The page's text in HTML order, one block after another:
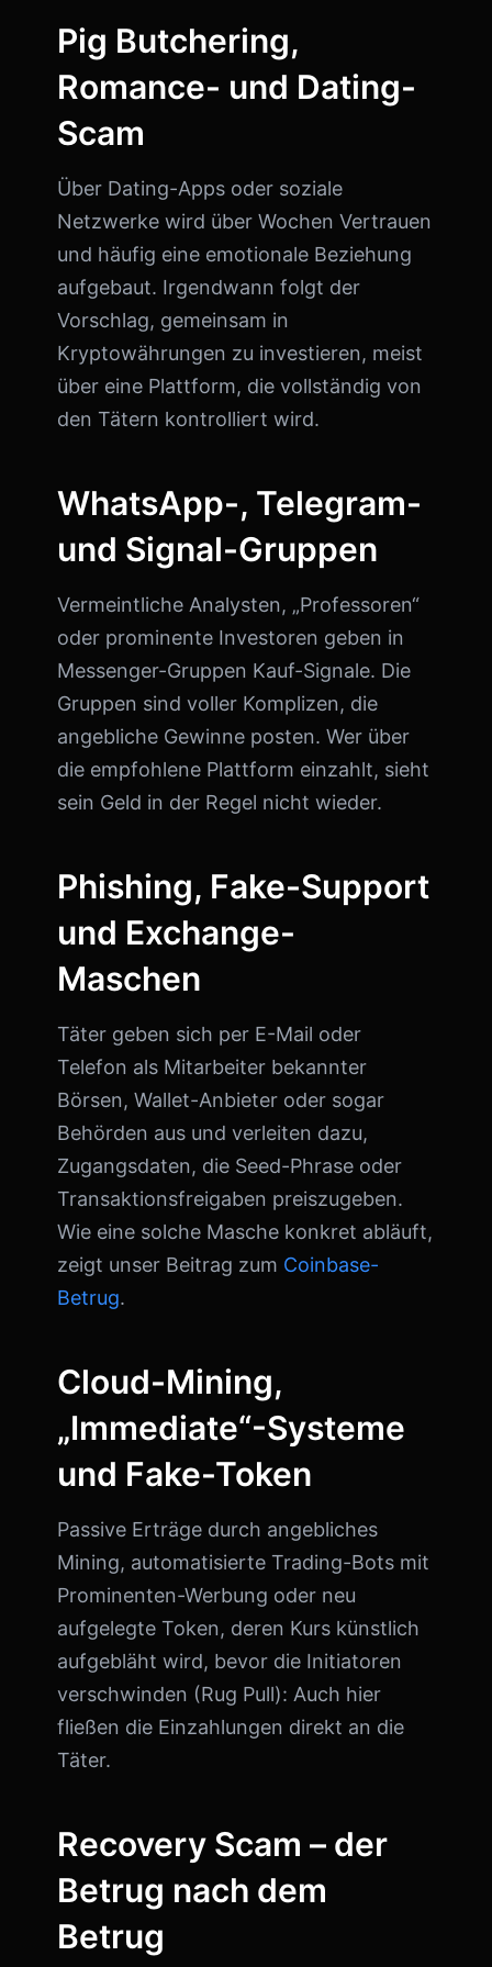
Pig Butchering,
Romance- und Dating-
Scam
Über Dating-Apps oder soziale
Netzwerke wird über Wochen Vertrauen
und häufig eine emotionale Beziehung
aufgebaut. Irgendwann folgt der
Vorschlag, gemeinsam in
Kryptowährungen zu investieren, meist
über eine Plattform, die vollständig von
den Tätern kontrolliert wird.
WhatsApp-, Telegram-
und Signal-Gruppen
Vermeintliche Analysten, „Professoren“
oder prominente Investoren geben in
Messenger-Gruppen Kauf-Signale. Die
Gruppen sind voller Komplizen, die
angebliche Gewinne posten. Wer über
die empfohlene Plattform einzahlt, sieht
sein Geld in der Regel nicht wieder.
Phishing, Fake-Support
und Exchange-
Maschen
Täter geben sich per E-Mail oder
Telefon als Mitarbeiter bekannter
Börsen, Wallet-Anbieter oder sogar
Behörden aus und verleiten dazu,
Zugangsdaten, die Seed-Phrase oder
Transaktionsfreigaben preiszugeben.
Wie eine solche Masche konkret abläuft,
zeigt unser Beitrag zum Coinbase-
Betrug.
Cloud-Mining,
„Immediate“-Systeme
und Fake-Token
Passive Erträge durch angebliches
Mining, automatisierte Trading-Bots mit
Prominenten-Werbung oder neu
aufgelegte Token, deren Kurs künstlich
aufgebläht wird, bevor die Initiatoren
verschwinden (Rug Pull): Auch hier
fließen die Einzahlungen direkt an die
Täter.
Recovery Scam – der
Betrug nach dem
Betrug